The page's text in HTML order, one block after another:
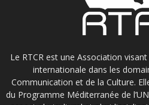
Le RTCR est une Association
internationale dans les
Communication et de la Culture.
du Programme Méditerranée de